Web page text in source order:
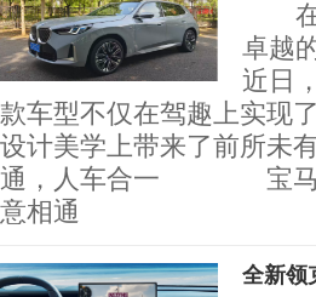
在
卓越
近日
款车型不仅在驾趣上实现
设计美学上带来了前
通，人车合一 宝马X3
意相通
全新领